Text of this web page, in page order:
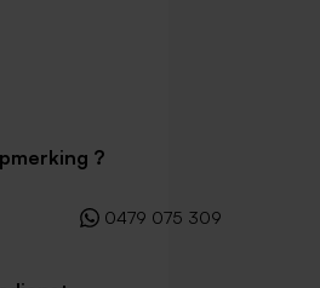
?
0479 075 309